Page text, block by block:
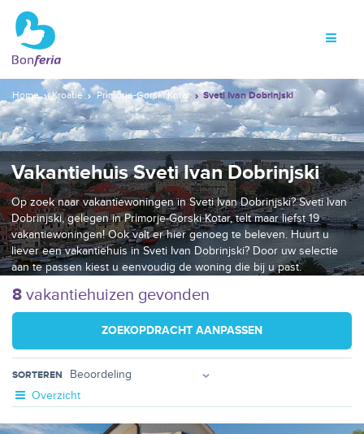
Home Kroatië Primorje-Gorski Kotar Sveti Ivan Dobrinjski
Vakantiehuis Sveti Ivan Dobrinjski
Op zoek naar vakantiewoningen in Sveti Ivan Dobrinjski? Sveti Ivan
Dobrinjski, gelegen in Primorje-Gorski Kotar, telt maar liefst 19
vakantiewoningen! Ook valt er hier genoeg te beleven. Huurt u
liever een vakantiehuis in Sveti Ivan Dobrinjski? Door uw selectie
aan te passen kiest u eenvoudig de woning die bij u past.
8 vakantiehuizen gevonden
ZOEKOPDRACHT AANPASSEN
SORTEREN
Overzicht